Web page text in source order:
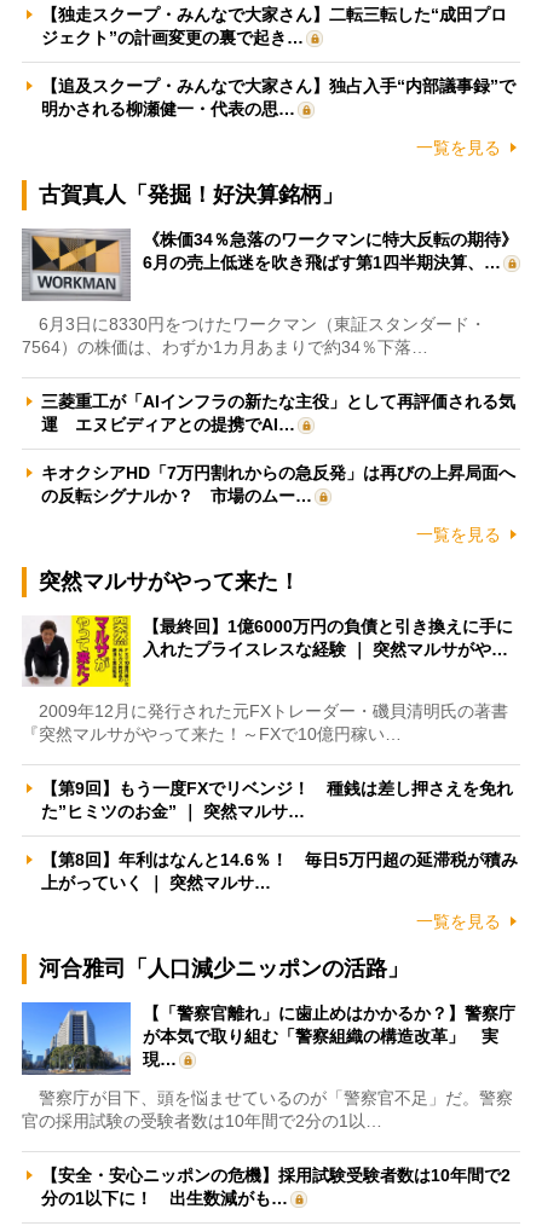
【独走スクープ・みんなで大家さん】二転三転した“成田プロ
ジェクト”の計画変更の裏で起き…
【追及スクープ・みんなで大家さん】独占入手“内部議事録”で
明かされる柳瀬健一・代表の思…
一覧を見る
古賀真人「発掘！好決算銘柄」
《株価34％急落のワークマンに特大反転の期待》
6月の売上低迷を吹き飛ばす第1四半期決算、…
6月3日に8330円をつけたワークマン（東証スタンダード・
7564）の株価は、わずか1カ月あまりで約34％下落…
三菱重工が「AIインフラの新たな主役」として再評価される気
運 エヌビディアとの提携でAI…
キオクシアHD「7万円割れからの急反発」は再びの上昇局面へ
の反転シグナルか？ 市場のムー…
一覧を見る
突然マルサがやって来た！
【最終回】1億6000万円の負債と引き換えに手に
入れたプライスレスな経験 ｜ 突然マルサがや…
2009年12月に発行された元FXトレーダー・磯貝清明氏の著書
『突然マルサがやって来た！～FXで10億円稼い…
【第9回】もう一度FXでリベンジ！ 種銭は差し押さえを免れ
た”ヒミツのお金” ｜ 突然マルサ…
【第8回】年利はなんと14.6％！ 毎日5万円超の延滞税が積み
上がっていく ｜ 突然マルサ…
一覧を見る
河合雅司「人口減少ニッポンの活路」
【「警察官離れ」に歯止めはかかるか？】警察庁
が本気で取り組む「警察組織の構造改革」 実
現…
警察庁が目下、頭を悩ませているのが「警察官不足」だ。警察
官の採用試験の受験者数は10年間で2分の1以…
【安全・安心ニッポンの危機】採用試験受験者数は10年間で2
分の1以下に！ 出生数減がも…